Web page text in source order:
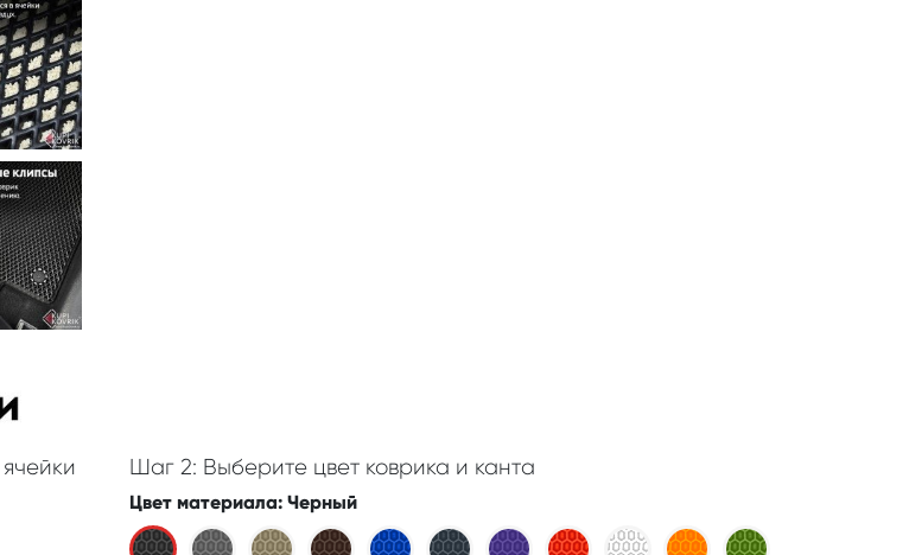
Шаг 2: Выберите цвет коврика и канта
Цвет материала: Черный